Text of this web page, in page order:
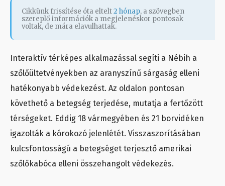
Cikkünk frissítése óta eltelt2 hónap, a szövegben
szereplő információk a megjelenéskor pontosak
voltak, de mára elavulhattak.
Interaktív térképes alkalmazással segíti a Nébih a
szőlőültetvényekben az aranyszínű sárgaság elleni
hatékonyabb védekezést. Az oldalon pontosan
követhető a betegség terjedése, mutatja a fertőzött
térségeket. Eddig 18 vármegyében és 21 borvidéken
igazolták a kórokozó jelenlétét. Visszaszorításában
kulcsfontosságú a betegséget terjesztő amerikai
szőlőkabóca elleni összehangolt védekezés.